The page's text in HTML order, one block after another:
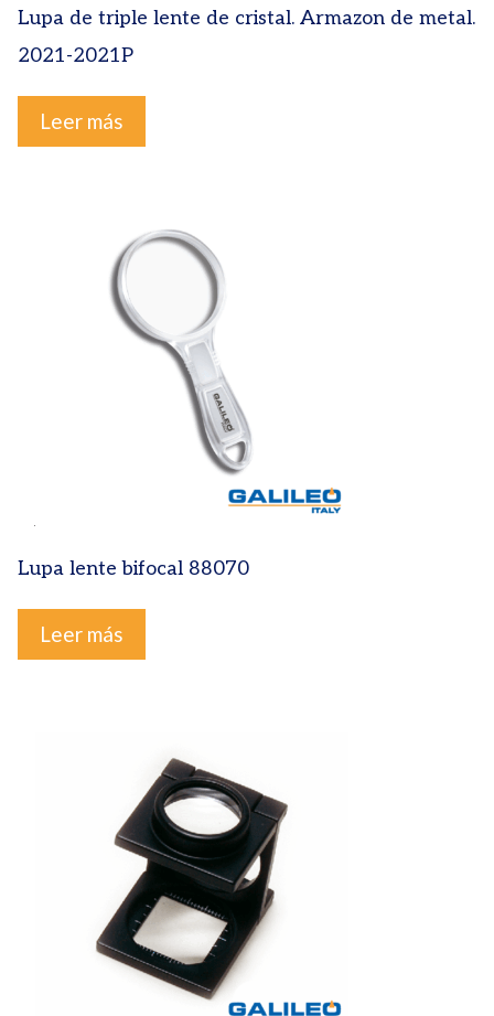
Lupa de triple lente de cristal. Armazon de metal.
2021-2021P
Leer más
Lupa lente bifocal 88070
Leer más